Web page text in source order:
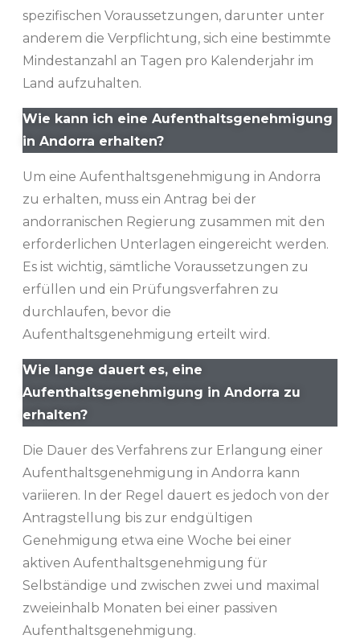
spezifischen Voraussetzungen, darunter unter
anderem die Verpflichtung, sich eine bestimmte
Mindestanzahl an Tagen pro Kalenderjahr im
Land aufzuhalten.
Wie kann ich eine Aufenthaltsgenehmigung
in Andorra erhalten?
Um eine Aufenthaltsgenehmigung in Andorra
zu erhalten, muss ein Antrag bei der
andorranischen Regierung zusammen mit den
erforderlichen Unterlagen eingereicht werden.
Es ist wichtig, sämtliche Voraussetzungen zu
erfüllen und ein Prüfungsverfahren zu
durchlaufen, bevor die
Aufenthaltsgenehmigung erteilt wird.
Wie lange dauert es, eine
Aufenthaltsgenehmigung in Andorra zu
erhalten?
Die Dauer des Verfahrens zur Erlangung einer
Aufenthaltsgenehmigung in Andorra kann
variieren. In der Regel dauert es jedoch von der
Antragstellung bis zur endgültigen
Genehmigung etwa eine Woche bei einer
aktiven Aufenthaltsgenehmigung für
Selbständige und zwischen zwei und maximal
zweieinhalb Monaten bei einer passiven
Aufenthaltsgenehmigung.